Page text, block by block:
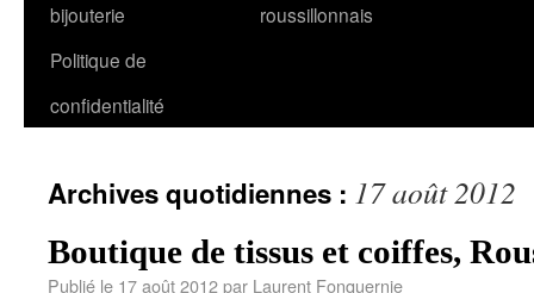
bijouterie
roussillonnais
Politique de
confidentialité
Archives quotidiennes : 17 août 2012
Boutique de tissus et coiffes,
Publié le 17 août 2012par Laurent Fonquernie